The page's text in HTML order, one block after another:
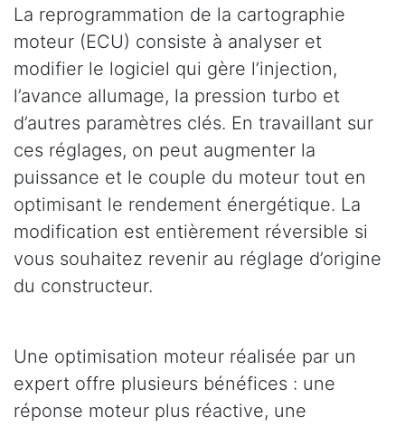
La reprogrammation de la cartographie
moteur (ECU) consiste à analyser et
modifier le logiciel qui gère l’injection,
l’avance allumage, la pression turbo et
d’autres paramètres clés. En travaillant sur
ces réglages, on peut augmenter la
puissance et le couple du moteur tout en
optimisant le rendement énergétique. La
modification est entièrement réversible si
vous souhaitez revenir au réglage d’origine
du constructeur.
Une optimisation moteur réalisée par un
expert offre plusieurs bénéfices : une
réponse moteur plus réactive, une